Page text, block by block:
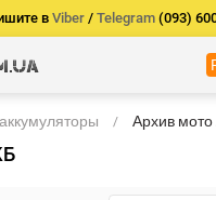
в Viber / Telegram (093)
Архив